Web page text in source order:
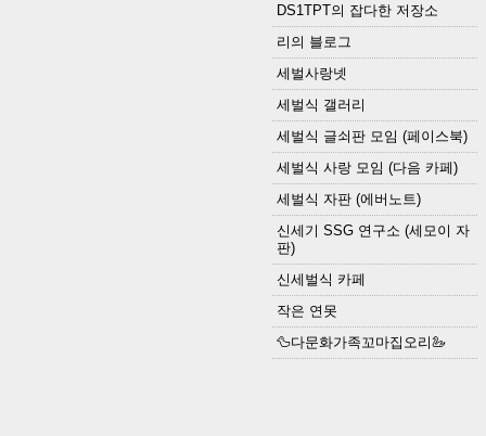
DS1TPT의 잡다한 저장소
리의 블로그
세벌사랑넷
세벌식 갤러리
세벌식 글쇠판 모임 (페이스북)
세벌식 사랑 모임 (다음 카페)
세벌식 자판 (에버노트)
신세기 SSG 연구소 (세모이 자
판)
신세벌식 카페
작은 연못
🦆다문화가족꼬마집오리🦢